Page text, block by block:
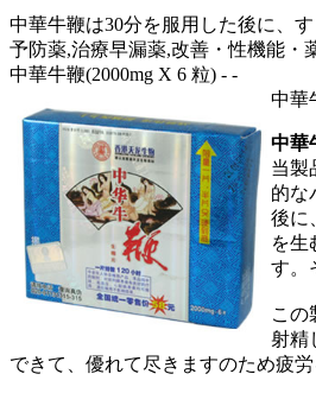
中華牛鞭は30分を服用した後に、
予防薬,治療早漏薬,改善・性機能・
中華牛鞭(2000mg X 6 粒) - -
中華
中華
当製
的な
後に
を生
す。
この
射精
できて、優れて尽きますのため疲